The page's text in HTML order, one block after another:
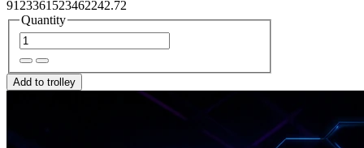
9123361523462242.72
Quantity
Add to trolley